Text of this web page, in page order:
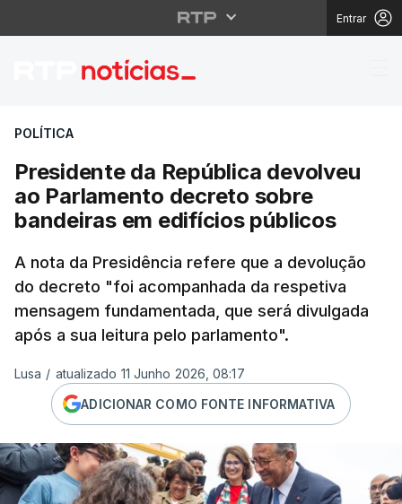
Entrar
Presidente da
POLÍTICA
Presidente da República devolveu
ao Parlamento decreto sobre
bandeiras em edifícios públicos
A nota da Presidência refere que a devolução
do decreto "foi acompanhada da respetiva
mensagem fundamentada, que será divulgada
após a sua leitura pelo parlamento".
Lusa / atualizado 11 Junho 2026, 08:17
ADICIONAR COMO FONTE INFORMATIVA